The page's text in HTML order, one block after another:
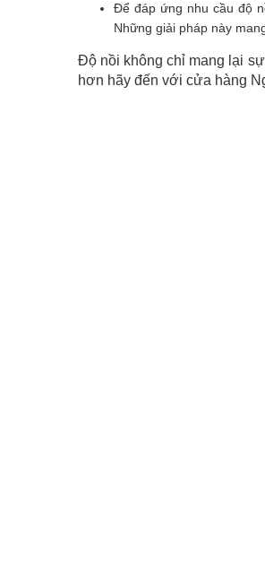
Để đáp ứng nhu cầu độ
Những giải pháp này
Độ nồi không chỉ mang lại
hơn hãy đến với cửa hàng